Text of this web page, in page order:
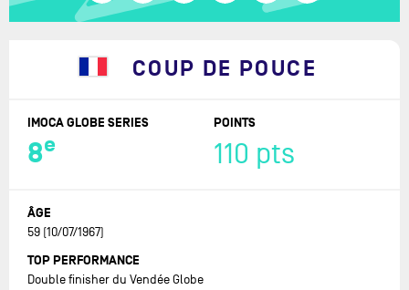
COUP DE POUCE
IMOCA GLOBE SERIES
8e
POINTS
110 pts
ÂGE
59 (10/07/1967)
TOP PERFORMANCE
Double finisher du Vendée Globe